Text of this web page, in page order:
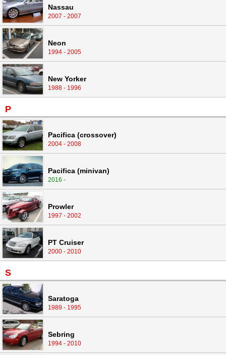
Nassau
2007 - 2007
Neon
1994 - 2005
New Yorker
1988 - 1996
P
Pacifica (crossover)
2004 - 2008
Pacifica (minivan)
2016 -
Prowler
1997 - 2002
PT Cruiser
2000 - 2010
S
Saratoga
1989 - 1995
Sebring
1994 - 2010